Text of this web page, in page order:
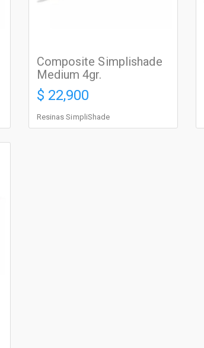
Composite Simplishade
Medium 4gr.
$ 22,900
Resinas SimpliShade